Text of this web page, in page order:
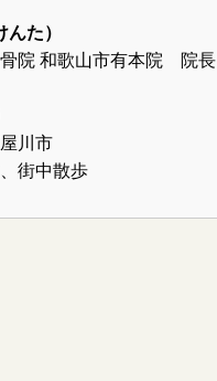
た）
院 和歌山市有本院 院長
川市
街中散歩